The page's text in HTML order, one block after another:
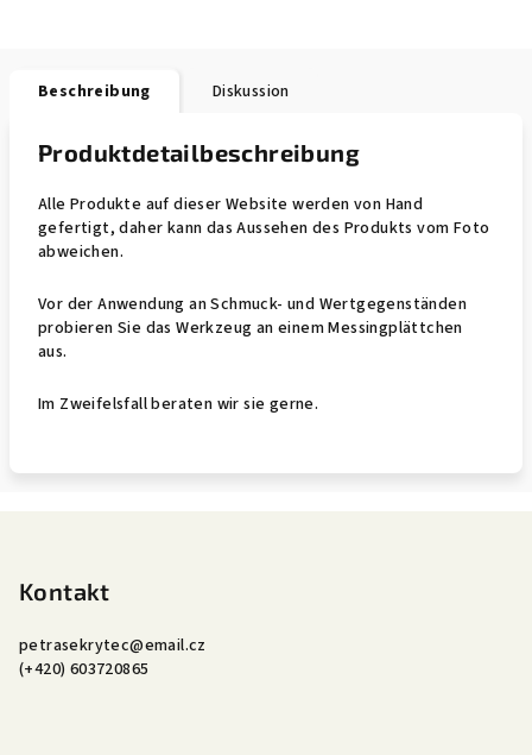
Beschreibung Diskussion
Produktdetailbeschreibung
Alle Produkte auf dieser Website werden von Hand
gefertigt, daher kann das Aussehen des Produkts vom Foto
abweichen.
Vor der Anwendung an Schmuck- und Wertgegenständen
probieren Sie das Werkzeug an einem Messingplättchen
aus.
Im Zweifelsfall beraten wir sie gerne.
Kontakt
petrasekrytec@email.cz
(+420) 603720865